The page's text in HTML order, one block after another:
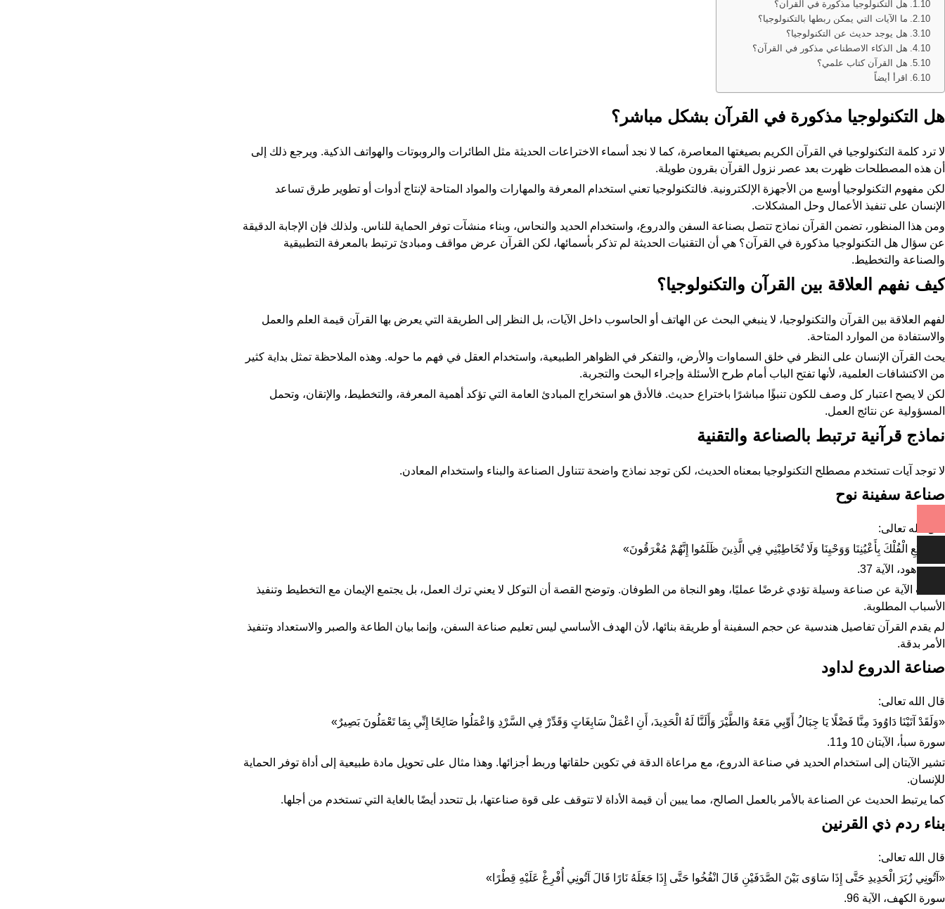
هل التكنولوجيا مذكورة في القرآن؟
ما الآيات التي يمكن ربطها بالتكنولوجيا؟
هل يوجد حديث عن التكنولوجيا؟
هل الذكاء الاصطناعي مذكور في القرآن؟
هل القرآن كتاب علمي؟
اقرأ أيضاً
هل التكنولوجيا مذكورة في القرآن بشكل مباشر؟
لا ترد كلمة التكنولوجيا في القرآن الكريم بصيغتها المعاصرة، كما لا نجد أسماء الاختراعات الحديثة مثل الطائرات والروبوتات والهواتف الذكية. ويرجع ذلك إلى
أن هذه المصطلحات ظهرت بعد عصر نزول القرآن بقرون طويلة.
لكن مفهوم التكنولوجيا أوسع من الأجهزة الإلكترونية. فالتكنولوجيا تعني استخدام المعرفة والمهارات والمواد المتاحة لإنتاج أدوات أو تطوير طرق تساعد
الإنسان على تنفيذ الأعمال وحل المشكلات.
ومن هذا المنظور، تضمن القرآن نماذج تتصل بصناعة السفن والدروع، واستخدام الحديد والنحاس، وبناء منشآت توفر الحماية للناس. ولذلك فإن الإجابة الدقيقة
عن سؤال هل التكنولوجيا مذكورة في القرآن؟ هي أن التقنيات الحديثة لم تذكر بأسمائها، لكن القرآن عرض مواقف ومبادئ ترتبط بالمعرفة التطبيقية
والصناعة والتخطيط.
كيف نفهم العلاقة بين القرآن والتكنولوجيا؟
لفهم العلاقة بين القرآن والتكنولوجيا، لا ينبغي البحث عن الهاتف أو الحاسوب داخل الآيات، بل النظر إلى الطريقة التي يعرض بها القرآن قيمة العلم والعمل
والاستفادة من الموارد المتاحة.
يحث القرآن الإنسان على النظر في خلق السماوات والأرض، والتفكر في الظواهر الطبيعية، واستخدام العقل في فهم ما حوله. وهذه الملاحظة تمثل بداية كثير
من الاكتشافات العلمية، لأنها تفتح الباب أمام طرح الأسئلة وإجراء البحث والتجربة.
لكن لا يصح اعتبار كل وصف للكون تنبؤًا مباشرًا باختراع حديث. فالأدق هو استخراج المبادئ العامة التي تؤكد أهمية المعرفة، والتخطيط، والإتقان، وتحمل
المسؤولية عن نتائج العمل.
نماذج قرآنية ترتبط بالصناعة والتقنية
لا توجد آيات تستخدم مصطلح التكنولوجيا بمعناه الحديث، لكن توجد نماذج واضحة تتناول الصناعة والبناء واستخدام المعادن.
صناعة سفينة نوح
قال الله تعالى:
«وَاصْنَعِ الْفُلْكَ بِأَعْيُنِنَا وَوَحْيِنَا وَلَا تُخَاطِبْنِي فِي الَّذِينَ ظَلَمُوا إِنَّهُمْ مُغْرَقُونَ»
سورة هود، الآية 37.
تتحدث الآية عن صناعة وسيلة تؤدي غرضًا عمليًا، وهو النجاة من الطوفان. وتوضح القصة أن التوكل لا يعني ترك العمل، بل يجتمع الإيمان مع التخطيط وتنفيذ
الأسباب المطلوبة.
لم يقدم القرآن تفاصيل هندسية عن حجم السفينة أو طريقة بنائها، لأن الهدف الأساسي ليس تعليم صناعة السفن، وإنما بيان الطاعة والصبر والاستعداد وتنفيذ
الأمر بدقة.
صناعة الدروع لداود
قال الله تعالى:
«وَلَقَدْ آتَيْنَا دَاوُودَ مِنَّا فَضْلًا يَا جِبَالُ أَوِّبِي مَعَهُ وَالطَّيْرَ وَأَلَنَّا لَهُ الْحَدِيدَ، أَنِ اعْمَلْ سَابِغَاتٍ وَقَدِّرْ فِي السَّرْدِ وَاعْمَلُوا صَالِحًا إِنِّي بِمَا تَعْمَلُونَ بَصِيرٌ»
سورة سبأ، الآيتان 10 و11.
تشير الآيتان إلى استخدام الحديد في صناعة الدروع، مع مراعاة الدقة في تكوين حلقاتها وربط أجزائها. وهذا مثال على تحويل مادة طبيعية إلى أداة توفر الحماية
للإنسان.
كما يرتبط الحديث عن الصناعة بالأمر بالعمل الصالح، مما يبين أن قيمة الأداة لا تتوقف على قوة صناعتها، بل تتحدد أيضًا بالغاية التي تستخدم من أجلها.
بناء ردم ذي القرنين
قال الله تعالى:
«آتُونِي زُبَرَ الْحَدِيدِ حَتَّى إِذَا سَاوَى بَيْنَ الصَّدَفَيْنِ قَالَ انْفُخُوا حَتَّى إِذَا جَعَلَهُ نَارًا قَالَ آتُونِي أُفْرِغْ عَلَيْهِ قِطْرًا»
سورة الكهف، الآية 96.